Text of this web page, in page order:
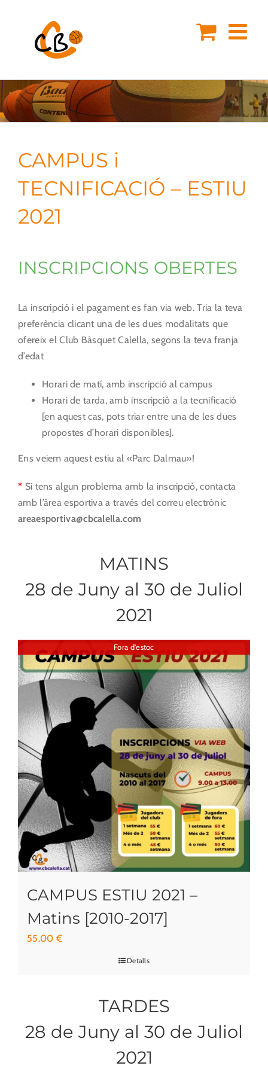
CAMPUS i
TECNIFICACIÓ – ESTIU
2021
INSCRIPCIONS OBERTES
La inscripció i el pagament es fan via web. Tria la teva
preferència clicant una de les dues modalitats que
ofereix el Club Bàsquet Calella, segons la teva franja
d’edat
Horari de matí, amb inscripció al campus
Horari de tarda, amb inscripció a la tecnificació
[en aquest cas, pots triar entre una de les dues
propostes d’horari disponibles].
Ens veiem aquest estiu al «Parc Dalmau»!
* Si tens algun problema amb la inscripció, contacta
amb l’àrea esportiva a través del correu electrònic
areaesportiva@cbcalella.com
MATINS
28 de Juny al 30 de Juliol
2021
Fora d'estoc
CAMPUS ESTIU 2021 –
Matins [2010-2017]
55.00€
Detalls
TARDES
28 de Juny al 30 de Juliol
2021